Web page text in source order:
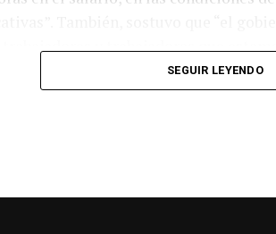
trabajadores y trabajadoras que
SEGUIR LEYENDO